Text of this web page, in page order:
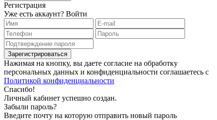
Регистрация
Уже есть аккаунт? Войти
Зарегистрироваться
Нажимая на кнопку, вы даете согласие на обработку
персональных данных и конфиденциальности соглашаетесь с
Политикой конфиденциальности
Спасибо!
Личный кабинет успешно создан.
Забыли пароль?
Введите почту на которую отправить новый пароль